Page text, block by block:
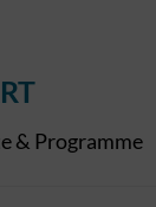
& Programme